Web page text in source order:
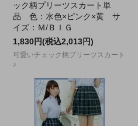
ック柄プリーツスカート単
品 色：水色×ピンク×黄 サ
イズ：Ｍ/ＢＩＧ
1,830円(税込2,013円)
可愛いチェック柄プリーツスカート
♪